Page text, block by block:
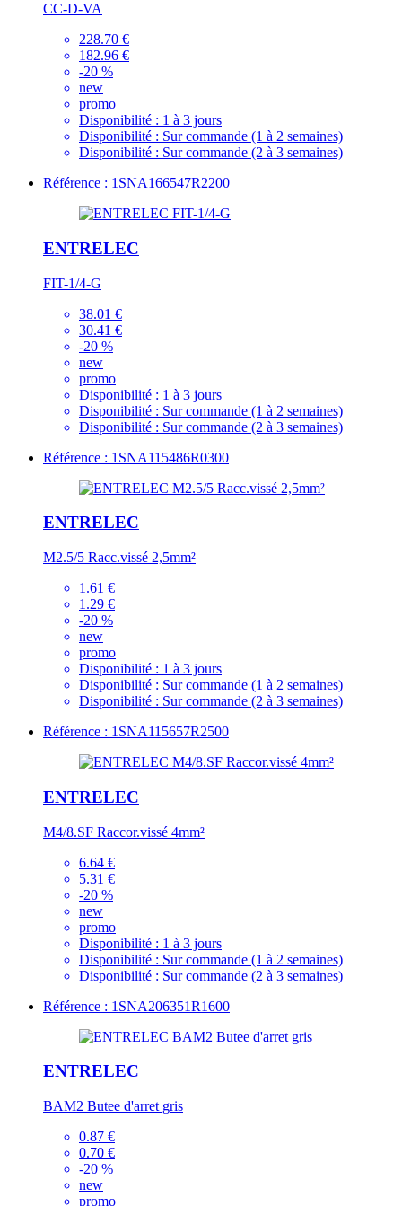
CC-D-VA
228.70 €
182.96 €
-20 %
new
promo
Disponibilité : 1 à 3 jours
Disponibilité : Sur commande (1 à 2 semaines)
Disponibilité : Sur commande (2 à 3 semaines)
Référence : 1SNA166547R2200
ENTRELEC
FIT-1/4-G
38.01 €
30.41 €
-20 %
new
promo
Disponibilité : 1 à 3 jours
Disponibilité : Sur commande (1 à 2 semaines)
Disponibilité : Sur commande (2 à 3 semaines)
Référence : 1SNA115486R0300
ENTRELEC
M2.5/5 Racc.vissé 2,5mm²
1.61 €
1.29 €
-20 %
new
promo
Disponibilité : 1 à 3 jours
Disponibilité : Sur commande (1 à 2 semaines)
Disponibilité : Sur commande (2 à 3 semaines)
Référence : 1SNA115657R2500
ENTRELEC
M4/8.SF Raccor.vissé 4mm²
6.64 €
5.31 €
-20 %
new
promo
Disponibilité : 1 à 3 jours
Disponibilité : Sur commande (1 à 2 semaines)
Disponibilité : Sur commande (2 à 3 semaines)
Référence : 1SNA206351R1600
ENTRELEC
BAM2 Butee d'arret gris
0.87 €
0.70 €
-20 %
new
promo